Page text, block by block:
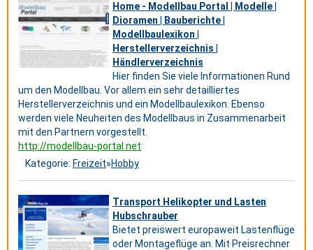
Home - Modellbau Portal | Modelle |
Dioramen | Bauberichte |
Modellbaulexikon |
Herstellerverzeichnis |
Händlerverzeichnis
Hier finden Sie viele Informationen Rund
um den Modellbau. Vor allem ein sehr detailliertes
Herstellerverzeichnis und ein Modellbaulexikon. Ebenso
werden viele Neuheiten des Modellbaus in Zusammenarbeit
mit den Partnern vorgestellt.
http://modellbau-portal.net
Kategorie: Freizeit»Hobby
Transport Helikopter und Lasten
Hubschrauber
Bietet preiswert europaweit Lastenflüge
oder Montageflüge an. Mit Preisrechner